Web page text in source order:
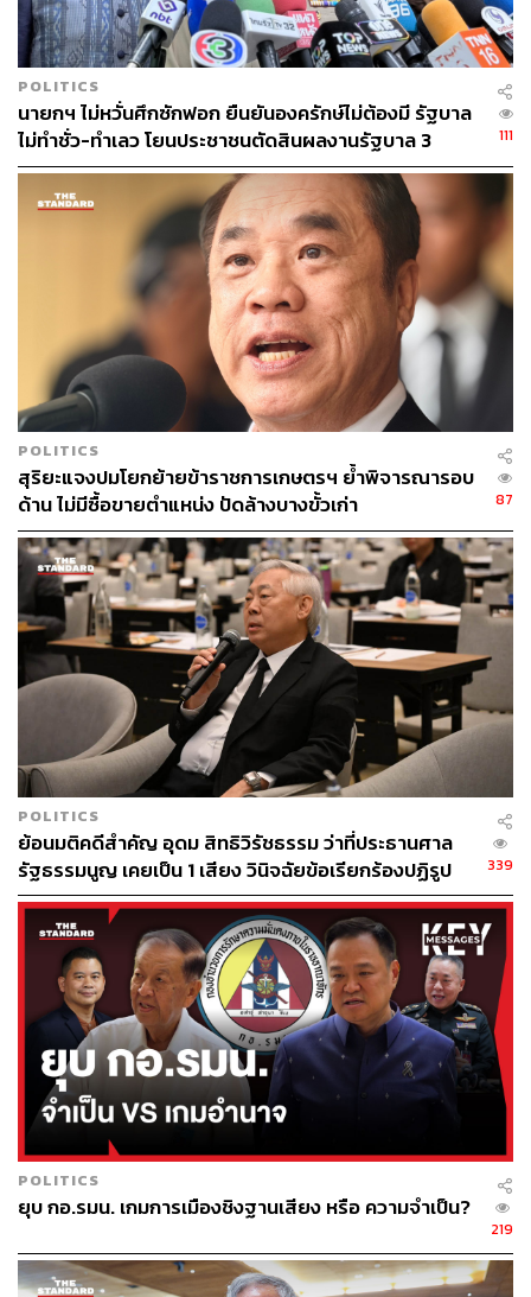
POLITICS
นายกฯ ไม่หวั่นศึกซักฟอก ยืนยันองครักษ์ไม่ต้องมี รัฐบาล
ไม่ทำชั่ว-ทำเลว โยนประชาชนตัดสินผลงานรัฐบาล 3
เดือน
111
POLITICS
สุริยะแจงปมโยกย้ายข้าราชการเกษตรฯ ย้ำพิจารณารอบ
ด้าน ไม่มีซื้อขายตำแหน่ง ปัดล้างบางขั้วเก่า
87
POLITICS
ย้อนมติคดีสำคัญ อุดม สิทธิวิรัชธรรม ว่าที่ประธานศาล
รัฐธรรมนูญ เคยเป็น 1 เสียง วินิจฉัยข้อเรียกร้องปฏิรูป
สถาบันฯ ไม่เข้าข่ายล้มล้าง
339
POLITICS
ยุบ กอ.รมน. เกมการเมืองชิงฐานเสียง หรือ ความจำเป็น?
219